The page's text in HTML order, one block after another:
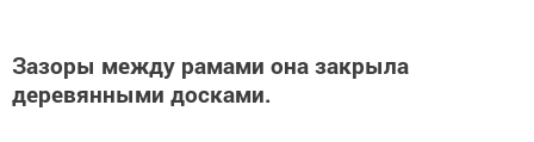
Зазоры между рамами она закрыла
деревянными досками.